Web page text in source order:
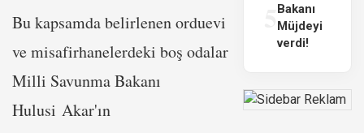
Bu kapsamda belirlenen orduevi
ve misafirhanelerdeki boş odalar
Milli Savunma Bakanı
Hulusi Akar'ın
Bakanı
Müjdeyi
verdi!